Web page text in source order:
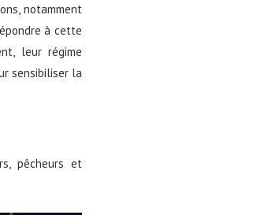
notamment
à cette
leur régime
sensibiliser la
pêcheurs et